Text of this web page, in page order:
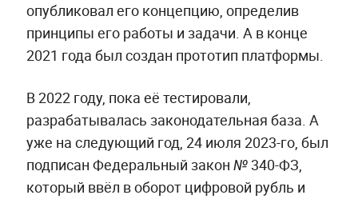
опубликовал его концепцию, определив
принципы его работы и задачи. А в конце
2021 года был создан прототип платформы.
В 2022 году, пока её тестировали,
разрабатывалась законодательная база. А
уже на следующий год, 24 июля 2023-го, был
подписан Федеральный закон № 340-ФЗ,
который ввёл в оборот цифровой рубль и